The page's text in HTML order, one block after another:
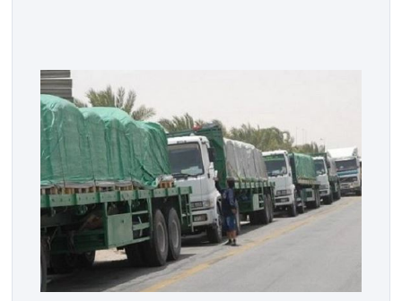
الحكومية. هذه الرسالة التأطيرية ارتكزت على 4 أولويات، كما
حملت ألحت على ضرورة عقلنة نفقات التسيير، بل وتقييد
التوظيف إلا في حالة الضرورة. […]